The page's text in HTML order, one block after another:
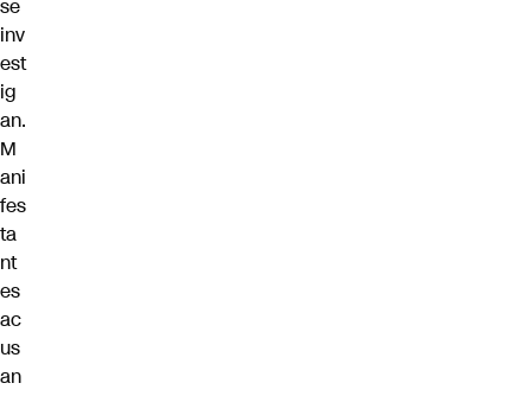
se
inv
est
ig
an.
M
ani
fes
ta
nt
es
ac
us
an